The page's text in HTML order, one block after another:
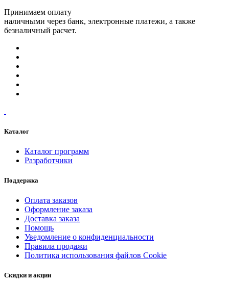
Принимаем оплату
наличными через банк, электронные платежи, а также
безналичный расчет.
Каталог
Каталог программ
Разработчики
Поддержка
Оплата заказов
Оформление заказа
Доставка заказа
Помощь
Уведомление о конфиденциальности
Правила продажи
Политика использования файлов Cookie
Скидки и акции